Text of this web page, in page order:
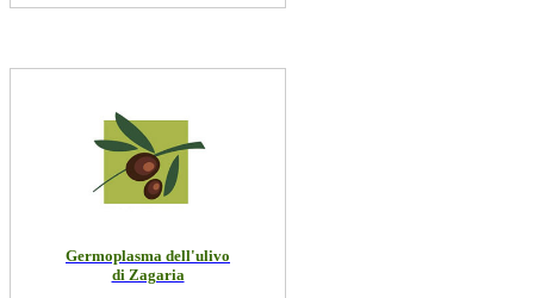
Germoplasma dell'ulivo
di Zagaria